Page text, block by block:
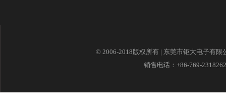
© 2006-2018版权所有 | 东莞市钜大电子有
销售电话：+86-769-